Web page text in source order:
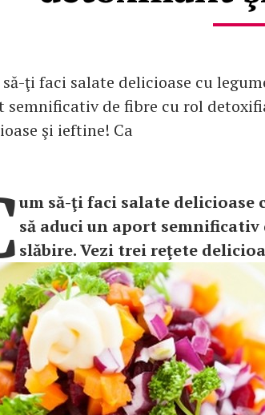
să-ţi faci salate delicioase cu
semnificativ de fibre cu rol
şi ieftine! Ca
um să-ţi faci salate delicioase
să aduci un aport
slăbire. Vezi trei reţete